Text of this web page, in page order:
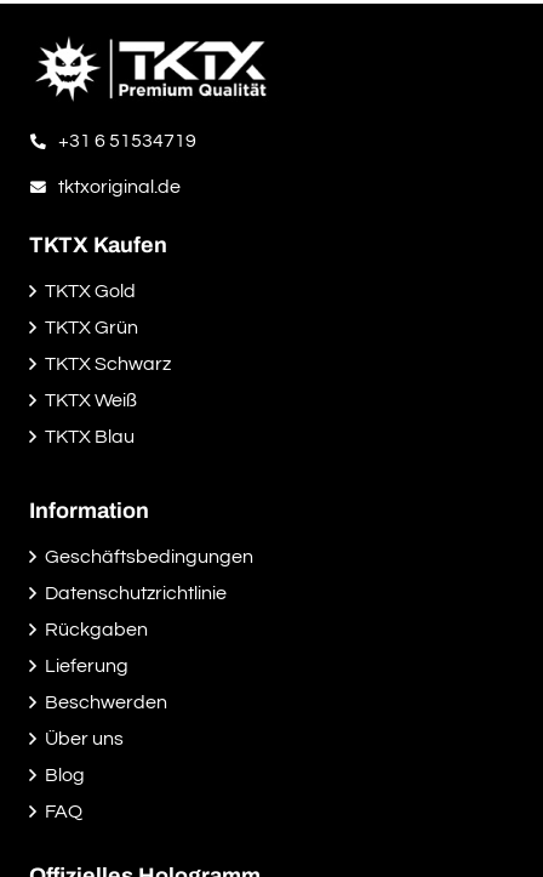
+31 6 51534719
tktxoriginal.de
TKTX Kaufen
TKTX Gold
TKTX Grün
TKTX Schwarz
TKTX Weiß
TKTX Blau
Information
Geschäftsbedingungen
Datenschutzrichtlinie
Rückgaben
Lieferung
Beschwerden
Über uns
Blog
FAQ